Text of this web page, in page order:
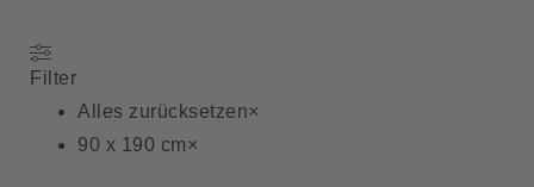
Filter
Alles zurücksetzen×
90 x 190 cm×